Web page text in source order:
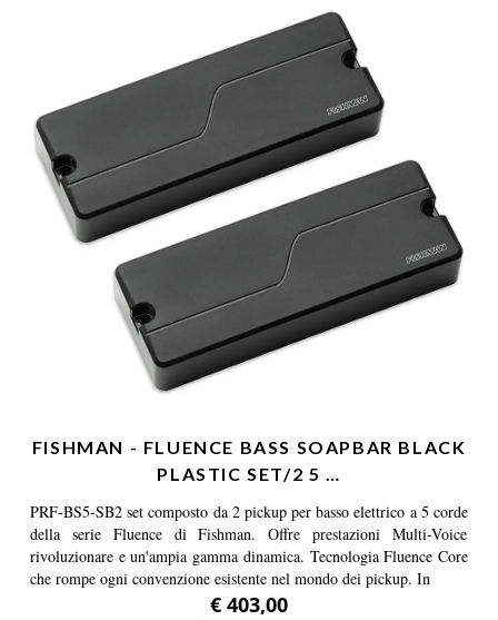
FISHMAN - FLUENCE BASS SOAPBAR BLACK
PLASTIC SET/2 5 …
PRF-BS5-SB2 set composto da 2 pickup per basso elettrico a 5 corde
della serie Fluence di Fishman. Offre prestazioni Multi-Voice
rivoluzionare e un'ampia gamma dinamica. Tecnologia Fluence Core
che rompe ogni convenzione esistente nel mondo dei pickup. In
€ 403,00